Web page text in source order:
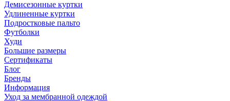
Демисезонные куртки
Удлиненные куртки
Подростковые пальто
Футболки
Худи
Большие размеры
Сертификаты
Блог
Бренды
Информация
Уход за мембранной одеждой